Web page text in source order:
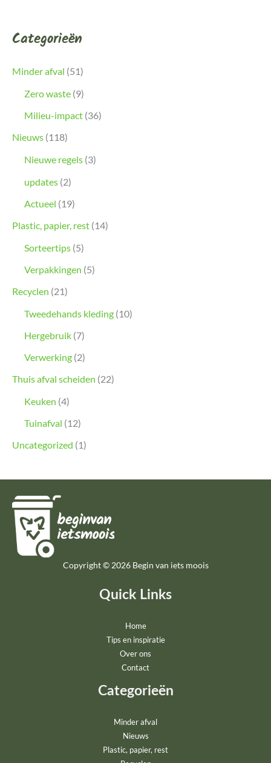
Categorieën
Minder afval (51)
Zero waste (9)
Milieu-impact (36)
Nieuws (118)
Nieuwe regels (3)
updates (2)
Actueel (19)
Plastic, papier, rest (14)
Sorteertips (5)
Verpakkingen (5)
Recyclen (21)
Tweedehands kleding (10)
Hergebruik (7)
Verwerking (2)
Thuis afval scheiden (22)
Keuken (4)
Tuinafval (12)
Uncategorized (1)
Copyright © 2026 Begin van iets moois
Quick Links
Home
Tips en inspiratie
Over ons
Contact
Categorieën
Minder afval
Nieuws
Plastic, papier, rest